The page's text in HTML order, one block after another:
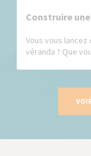
Construire
Vous vous
véranda ? Que